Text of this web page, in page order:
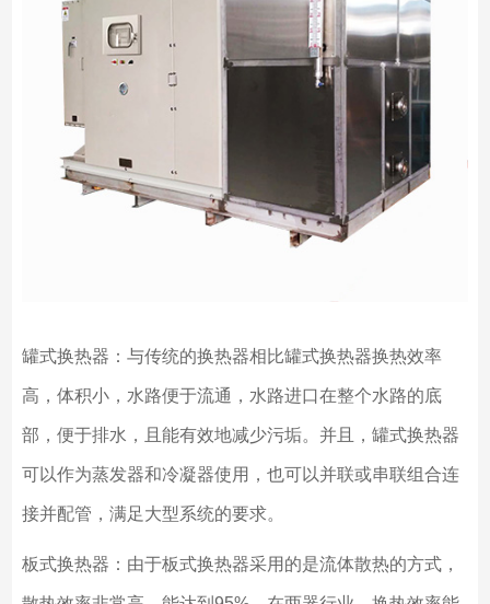
罐式换热器：与传统的换热器相比罐式换热器换热效率
高，体积小，水路便于流通，水路进口在整个水路的底
部，便于排水，且能有效地减少污垢。并且，罐式换热器
可以作为蒸发器和冷凝器使用，也可以并联或串联组合连
接并配管，满足大型系统的要求。
板式换热器：由于板式换热器采用的是流体散热的方式，